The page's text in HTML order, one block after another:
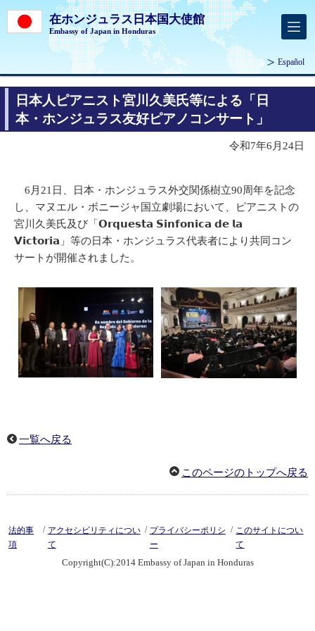
在ホンジュラス日本国大使館
Embassy of Japan in Honduras
Español
日本人ピアニスト宮川久美氏等による「日
本・ホンジュラス友好ピアノコンサート」
令和7年6月24日
6月21日、日本・ホンジュラス外交関係樹立90周年を記念
し、マヌエル・ボニージャ国立劇場において、ピアニストの
宮川久美氏及び「𝗢𝗿𝗾𝘂𝗲𝘀𝘁𝗮 𝗦𝗶𝗻𝗳𝗼𝗻𝗶𝗰𝗮 𝗱𝗲 𝗹𝗮
𝗩𝗶𝗰𝘁𝗼𝗿𝗶𝗮」等の日本・ホンジュラス代表者により共同コン
サートが開催されました。
一覧へ戻る
このページのトップへ戻る
法的事
項
/ アクセシビリティについ
て
/ プライバシーポリシ
ー
/ このサイトについ
て
Copyright(C):2014 Embassy of Japan in Honduras